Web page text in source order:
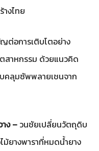
งไทย
ต่อการเติบโตอย่าง
สาหกรรม ด้วยแนวคิด
คลุมซัพพลายเชนจาก
ง – วนชัยเปลี่ยนวัตถุดิบ
ม้ยางพาราที่หมดน้ำยาง